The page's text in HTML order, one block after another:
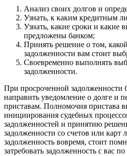
Анализ своих долгов и
Узнать, к каким кредитным
Узнать, какие сроки и какие
предложены банком;
Принять решение о том,
задолженности вам стоит
Своевременно выполнять
задолженности.
При просроченной задолженности
направить уведомление о долге и
приставам. Полномочия пристава
инициирования судебных
задолженностей и принятию
задолженности со счетов или карт
задолженность вовремя, стоит
затребовать задолженность с вас